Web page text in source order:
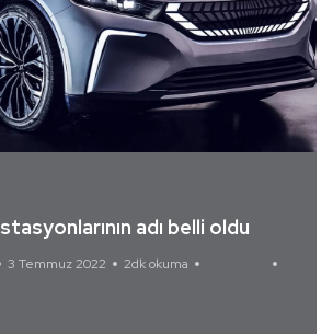
adı belli oldu
3 Temmuz 2022 2dk okuma